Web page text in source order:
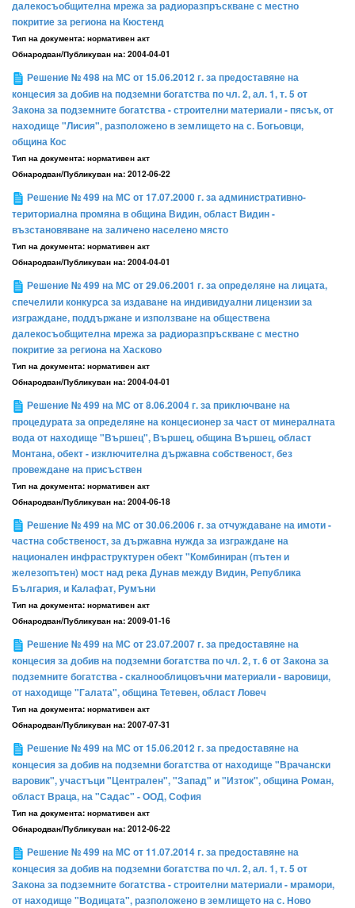
далекосъобщителна мрежа за радиоразпръскване с местно
покритие за региона на Кюстенд
Тип на документа: нормативен акт
Обнародван/Публикуван на: 2004-04-01
Решение № 498 на МС от 15.06.2012 г. за предоставяне на
концесия за добив на подземни богатства по чл. 2, ал. 1, т. 5 от
Закона за подземните богатства - строителни материали - пясък, от
находище "Лисия", разположено в землището на с. Богьовци,
община Кос
Тип на документа: нормативен акт
Обнародван/Публикуван на: 2012-06-22
Решение № 499 на МС от 17.07.2000 г. за административно-
териториална промяна в община Видин, област Видин -
възстановяване на заличено населено място
Тип на документа: нормативен акт
Обнародван/Публикуван на: 2004-04-01
Решение № 499 на МС от 29.06.2001 г. за определяне на лицата,
спечелили конкурса за издаване на индивидуални лицензии за
изграждане, поддържане и използване на обществена
далекосъобщителна мрежа за радиоразпръскване с местно
покритие за региона на Хасково
Тип на документа: нормативен акт
Обнародван/Публикуван на: 2004-04-01
Решение № 499 на МС от 8.06.2004 г. за приключване на
процедурата за определяне на концесионер за част от минералната
вода от находище "Вършец", Вършец, община Вършец, област
Монтана, обект - изключителна държавна собственост, без
провеждане на присъствен
Тип на документа: нормативен акт
Обнародван/Публикуван на: 2004-06-18
Решение № 499 на МС от 30.06.2006 г. за отчуждаване на имоти -
частна собственост, за държавна нужда за изграждане на
национален инфраструктурен обект "Комбиниран (пътен и
железопътен) мост над река Дунав между Видин, Република
България, и Калафат, Румъни
Тип на документа: нормативен акт
Обнародван/Публикуван на: 2009-01-16
Решение № 499 на МС от 23.07.2007 г. за предоставяне на
концесия за добив на подземни богатства по чл. 2, т. 6 от Закона за
подземните богатства - скалнооблицовъчни материали - варовици,
от находище "Галата", община Тетевен, област Ловеч
Тип на документа: нормативен акт
Обнародван/Публикуван на: 2007-07-31
Решение № 499 на МС от 15.06.2012 г. за предоставяне на
концесия за добив на подземни богатства от находище "Врачански
варовик", участъци "Централен", "Запад" и "Изток", община Роман,
област Враца, на "Садас" - ООД, София
Тип на документа: нормативен акт
Обнародван/Публикуван на: 2012-06-22
Решение № 499 на МС от 11.07.2014 г. за предоставяне на
концесия за добив на подземни богатства по чл. 2, ал. 1, т. 5 от
Закона за подземните богатства - строителни материали - мрамори,
от находище "Водицата", разположено в землището на с. Ново